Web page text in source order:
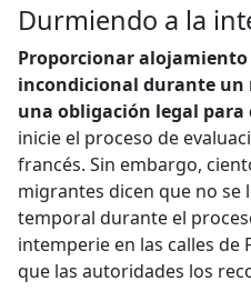
Durmiendo a la
Proporcionar
incondicional durante un
una obligación legal
inicie el proceso de
francés. Sin embargo,
migrantes dicen que no se
temporal durante el
intemperie en las calles de
que las autoridades los